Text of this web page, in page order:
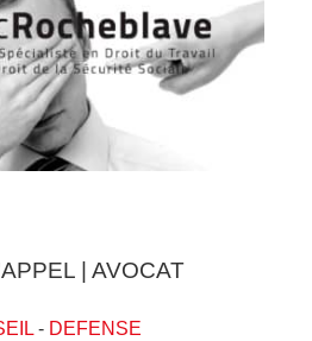
| AVOCAT
- DEFENSE